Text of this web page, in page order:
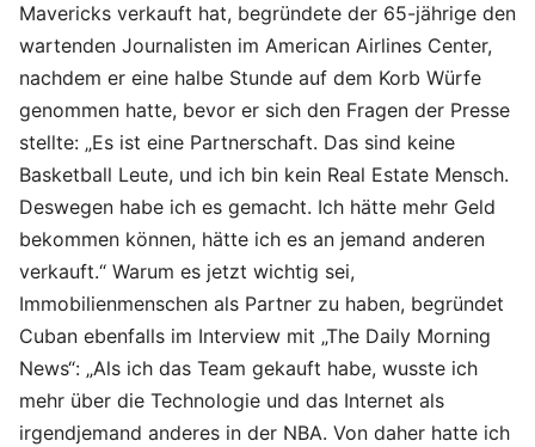
Mavericks verkauft hat, begründete der 65-jährige den
wartenden Journalisten im American Airlines Center,
nachdem er eine halbe Stunde auf dem Korb Würfe
genommen hatte, bevor er sich den Fragen der Presse
stellte: „Es ist eine Partnerschaft. Das sind keine
Basketball Leute, und ich bin kein Real Estate Mensch.
Deswegen habe ich es gemacht. Ich hätte mehr Geld
bekommen können, hätte ich es an jemand anderen
verkauft.“ Warum es jetzt wichtig sei,
Immobilienmenschen als Partner zu haben, begründet
Cuban ebenfalls im Interview mit „The Daily Morning
News“: „Als ich das Team gekauft habe, wusste ich
mehr über die Technologie und das Internet als
irgendjemand anderes in der NBA. Von daher hatte ich